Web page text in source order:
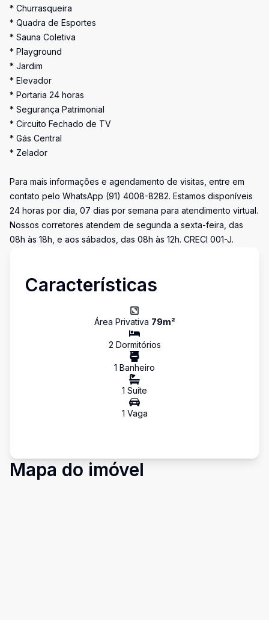
* Churrasqueira
* Quadra de Esportes
* Sauna Coletiva
* Playground
* Jardim
* Elevador
* Portaria 24 horas
* Segurança Patrimonial
* Circuito Fechado de TV
* Gás Central
* Zelador
Para mais informações e agendamento de visitas, entre em
contato pelo WhatsApp (91) 4008-8282. Estamos disponíveis
24 horas por dia, 07 dias por semana para atendimento virtual.
Nossos corretores atendem de segunda a sexta-feira, das
08h às 18h, e aos sábados, das 08h às 12h. CRECI 001-J.
Características
Área Privativa 79m²
2 Dormitórios
1 Banheiro
1 Suíte
1 Vaga
Mapa do imóvel